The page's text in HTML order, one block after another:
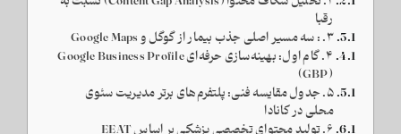
رقبا
۳. : سه مسیر اصلی جذب بیمار از گوگل و Google Maps
۴. گام اول: بهینه‌سازی حرفه‌ای Google Business Profile
(GBP)
۵. جدول مقایسه فنی: پلتفرم‌های برتر مدیریت سئوی
محلی در کانادا
۶. تولید محتوای تخصصی پزشکی بر اساس EEAT